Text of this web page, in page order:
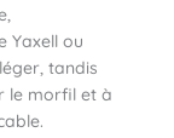
Yaxell ou
tandis
le morfil et à